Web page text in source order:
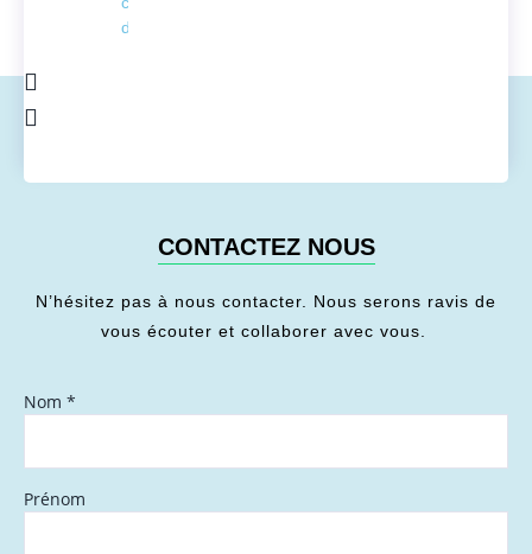
de l'énergie
CONTACTEZ NOUS
N’hésitez pas à nous contacter. Nous serons ravis de
vous écouter et collaborer avec vous.
Nom *
Prénom